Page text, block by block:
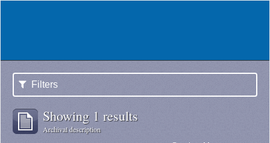
Filters
Showing 1 results
Archival description